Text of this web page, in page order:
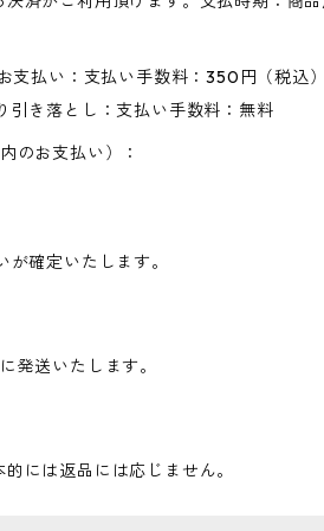
支払い：支払い手数料：350円（税込）
引き落とし：支払い手数料：無料
のお支払い）：
確定いたします。
発送いたします。
には返品には応じません。